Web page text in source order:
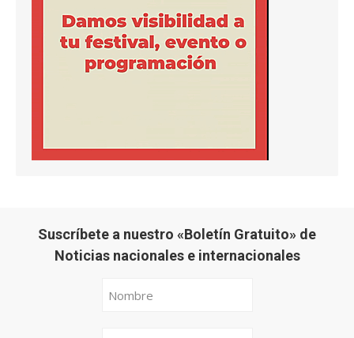
Suscríbete a nuestro «Boletín Gratuito» de
Noticias nacionales e internacionales